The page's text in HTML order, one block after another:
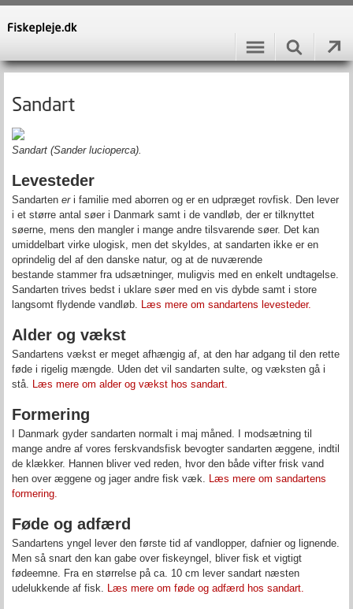
Sandart
Sandart (Sander lucioperca).
Levesteder
Sandarten eri familie med aborren og er en udpræget rovfisk. Den lever
i et større antal søer i Danmark samt i de vandløb, der er tilknyttet
søerne, mens den mangler i mange andre tilsvarende søer. Det kan
umiddelbart virke ulogisk, men det skyldes, at sandarten ikke er en
oprindelig del af den danske natur, og at de nuværende
bestande stammer fra udsætninger, muligvis med en enkelt undtagelse.
Sandarten trives bedst i uklare søer med en vis dybde samt i store
langsomt flydende vandløb. Læs mere om sandartens levesteder.
Alder og vækst
Sandartens vækst er meget afhængig af, at den har adgang til den rette
føde i rigelig mængde. Uden det vil sandarten sulte, og væksten gå i
stå. Læs mere om alder og vækst hos sandart.
Formering
I Danmark gyder sandarten normalt i maj måned. I modsætning til
mange andre af vores ferskvandsfisk bevogter sandarten æggene, indtil
de klækker. Hannen bliver ved reden, hvor den både vifter frisk vand
hen over æggene og jager andre fisk væk. Læs mere om sandartens
formering.
Føde og adfærd
Sandartens yngel lever den første tid af vandlopper, dafnier og lignende.
Men så snart den kan gabe over fiskeyngel, bliver fisk et vigtigt
fødeemne. Fra en størrelse på ca. 10 cm lever sandart næsten
udelukkende af fisk. Læs mere om føde og adfærd hos sandart.